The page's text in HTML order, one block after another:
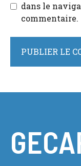
dans le
commentaire.